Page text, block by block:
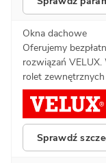
Okna dachowe
Oferujemy
rozwiązań
rolet
Sprawdź